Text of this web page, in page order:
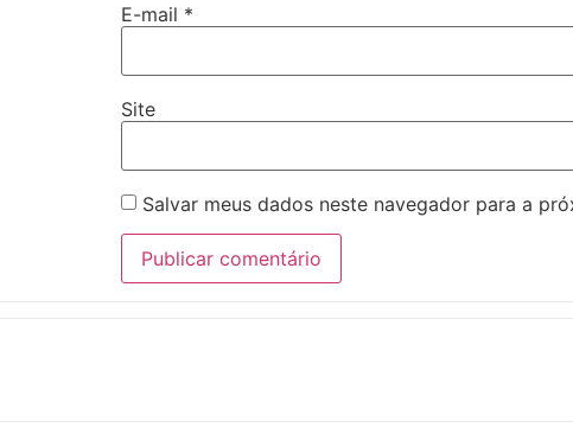
E-mail *
Site
Salvar meus dados neste navegador para a